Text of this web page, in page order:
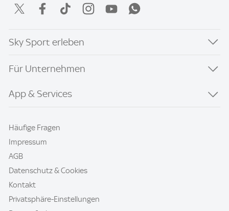
Sky Sport erleben
Für Unternehmen
App & Services
Häufige Fragen
Impressum
AGB
Datenschutz & Cookies
Kontakt
Privatsphäre-Einstellungen